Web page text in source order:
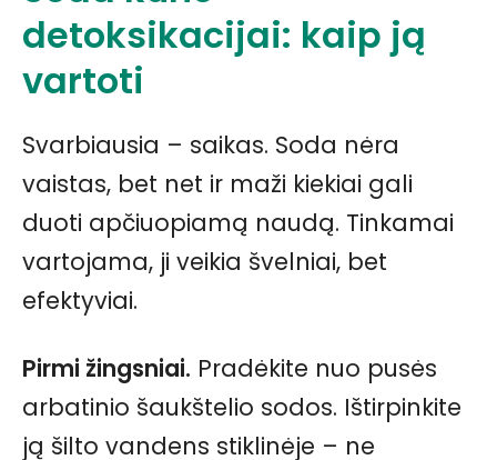
detoksikacijai: kaip ją
vartoti
Svarbiausia – saikas. Soda nėra
vaistas, bet net ir maži kiekiai gali
duoti apčiuopiamą naudą. Tinkamai
vartojama, ji veikia švelniai, bet
efektyviai.
Pirmi žingsniai. Pradėkite nuo pusės
arbatinio šaukštelio sodos. Ištirpinkite
ją šilto vandens stiklinėje – ne